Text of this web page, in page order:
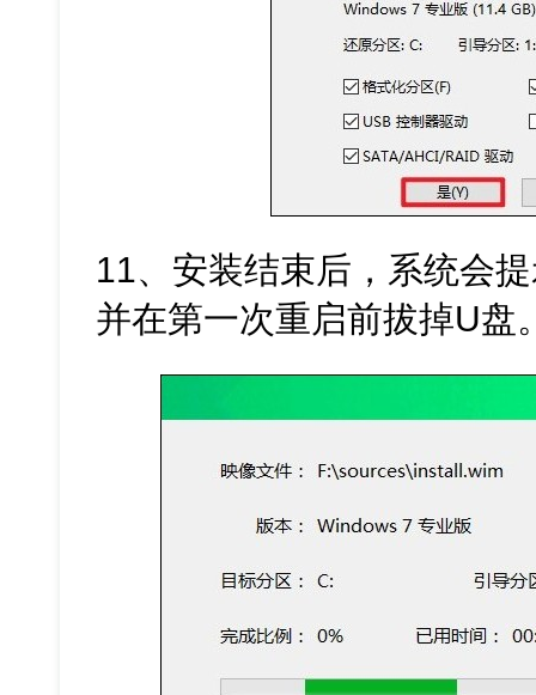
11、安装结束后，系统会
并在第一次重启前拔掉U盘